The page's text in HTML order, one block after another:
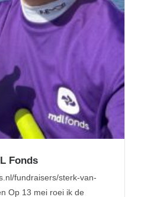
Fonds
fundraisers/sterk-van-
Op 13 mei roei ik de